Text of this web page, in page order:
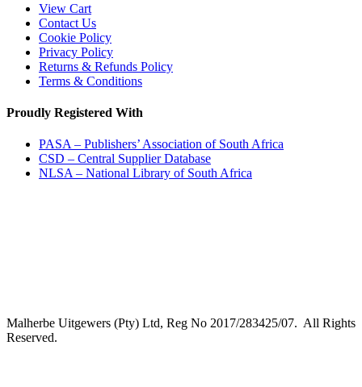
View Cart
Contact Us
Cookie Policy
Privacy Policy
Returns & Refunds Policy
Terms & Conditions
Proudly Registered With
PASA – Publishers’ Association of South Africa
CSD – Central Supplier Database
NLSA – National Library of South Africa
Malherbe Uitgewers (Pty) Ltd, Reg No 2017/283425/07. All Rights
Reserved.